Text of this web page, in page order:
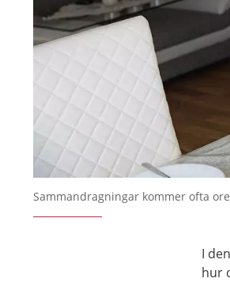
Sammandragningar kommer ofta
I
hur